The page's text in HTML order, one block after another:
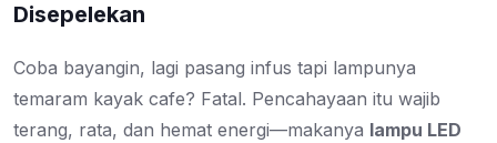
Disepelekan
Coba bayangin, lagi pasang infus tapi lampunya
temaram kayak cafe? Fatal. Pencahayaan itu wajib
terang, rata, dan hemat energi—makanya lampu LED